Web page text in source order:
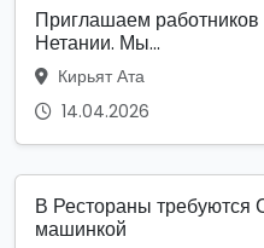
Приглашаем
Нетании. Мы...
Кирьят Ата
14.04.2026
В Рестораны требуются
машинкой